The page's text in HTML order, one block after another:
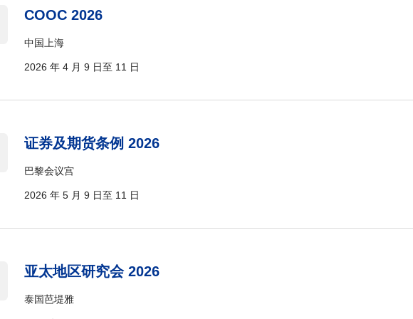
COOC 2026
中国上海
2026 年 4 月 9 日至 11 日
证券及期货条例 2026
巴黎会议宫
2026 年 5 月 9 日至 11 日
亚太地区研究会 2026
泰国芭堤雅